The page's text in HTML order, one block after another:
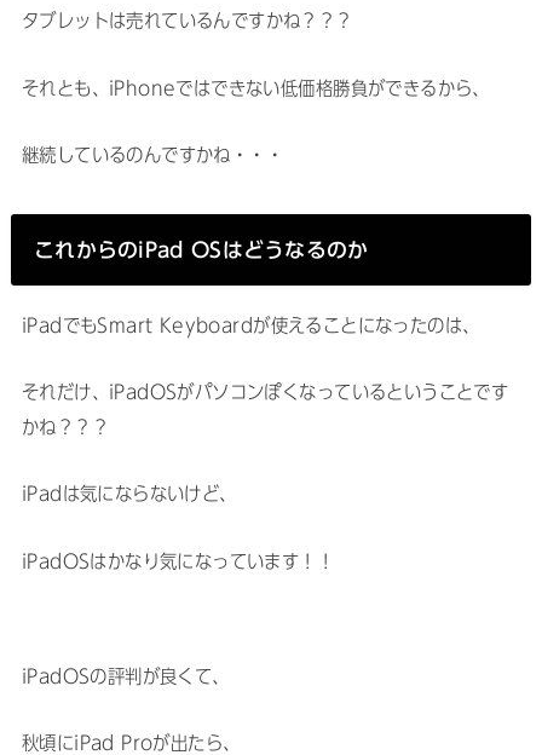
タブレットは売れているんですかね？？？
それとも、iPhoneではできない低価格勝負ができるから、
継続しているのんですかね・・・
これからのiPad OSはどうなるのか
iPadでもSmart Keyboardが使えることになったのは、
それだけ、iPadOSがパソコンぽくなっているということです
かね？？？
iPadは気にならないけど、
iPadOSはかなり気になっています！！
iPadOSの評判が良くて、
秋頃にiPad Proが出たら、